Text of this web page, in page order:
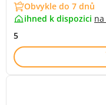
Obvykle do 7 dnů
ihned k dispozici na
5